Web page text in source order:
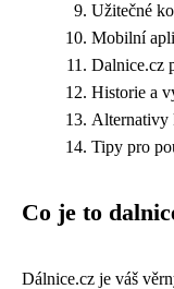
Užitečné
Mobilní
Dalnice.cz
Historie a
Alternativy
Tipy pro
Co je to
Dálnice.cz je váš